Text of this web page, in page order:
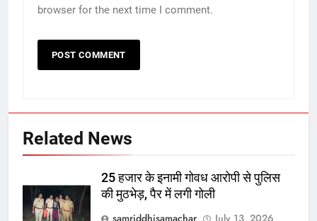
browser for the next time I comment.
Related News
25 हजार के इनामी गोवध आरोपी से पुलिस
की मुठभेड़, पैर में लगी गोली
samriddhisamachar
July 13, 2026